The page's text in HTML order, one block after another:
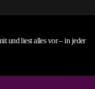
und liest alles vor – in jeder